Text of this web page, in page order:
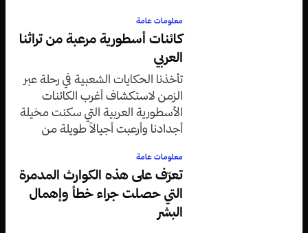
معلومات عامة
كائنات أسطورية مرعبة من تراثنا
العربي
تأخذنا الحكايات الشعبية في رحلة عبر
الزمن لاستكشاف أغرب الكائنات
الأسطورية العربية التي سكنت مخيلة
أجدادنا وأرعبت أجيالاً طويلة من
معلومات عامة
تعرّف على هذه الكوارث المدمرة
التي حصلت جراء خطأ وإهمال
البشر